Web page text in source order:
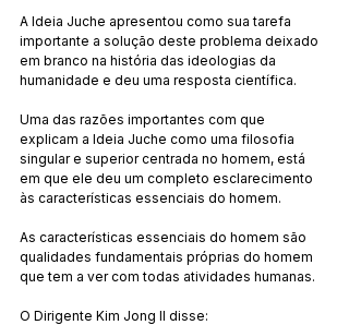
A Ideia Juche apresentou como sua tarefa
importante a solução deste problema deixado
em branco na história das ideologias da
humanidade e deu uma resposta científica.
Uma das razões importantes com que
explicam a Ideia Juche como uma filosofia
singular e superior centrada no homem, está
em que ele deu um completo esclarecimento
às características essenciais do homem.
As características essenciais do homem são
qualidades fundamentais próprias do homem
que tem a ver com todas atividades humanas.
O Dirigente Kim Jong Il disse: